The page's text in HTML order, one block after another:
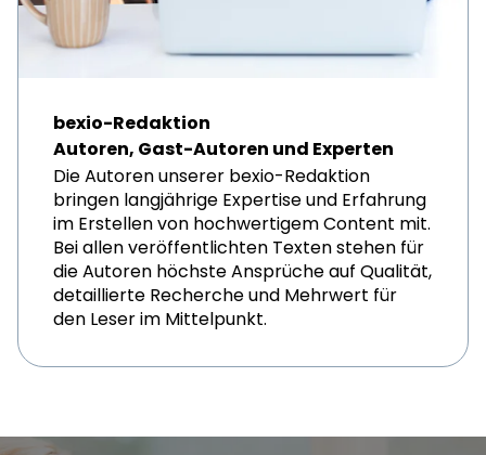
bexio-Redaktion
Autoren, Gast-Autoren und Experten
Die Autoren unserer bexio-Redaktion
bringen langjährige Expertise und Erfahrung
im Erstellen von hochwertigem Content mit.
Bei allen veröffentlichten Texten stehen für
die Autoren höchste Ansprüche auf Qualität,
detaillierte Recherche und Mehrwert für
den Leser im Mittelpunkt.